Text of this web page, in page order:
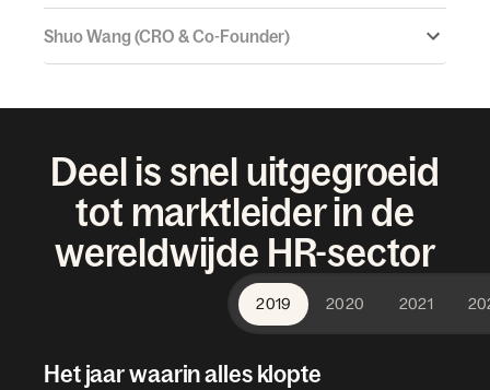
Shuo Wang (CRO & Co-Founder)
Deel is snel uitgegroeid
tot marktleider in de
wereldwijde HR-sector
2019 2020 2021
Het jaar waarin alles klopte